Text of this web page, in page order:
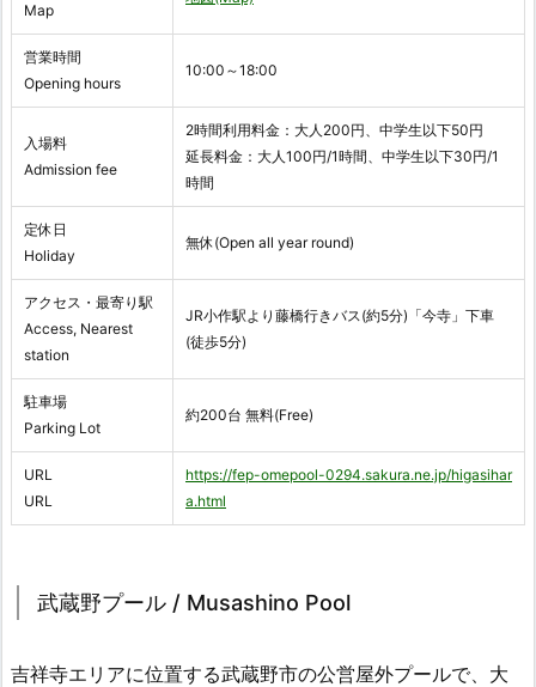
Map
営業時間
Opening hours
10:00～18:00
入場料
Admission fee
2時間利用料金：大人200円、中学生以下50円
延長料金：大人100円/1時間、中学生以下30円/1
時間
定休日
Holiday
無休(Open all year round)
アクセス・最寄り駅
Access, Nearest
station
JR小作駅より藤橋行きバス(約5分)「今寺」下車
(徒歩5分)
駐車場
Parking Lot
約200台 無料(Free)
URL
URL
https://fep-omepool-0294.sakura.ne.jp/higasihar
a.html
武蔵野プール / Musashino Pool
吉祥寺エリアに位置する武蔵野市の公営屋外プールで、大